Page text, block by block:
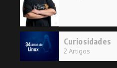
Curiosidades
2 Artigos